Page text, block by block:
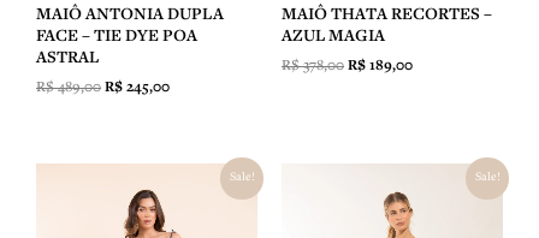
MAIÔ ANTONIA DUPLA
FACE – TIE DYE POA
ASTRAL
R$489,00 R$ 245,00
MAIÔ THATA RECORTES –
AZUL MAGIA
R$378,00 R$ 189,00
Sale!
preço
original
era:
é:
Sale!
original